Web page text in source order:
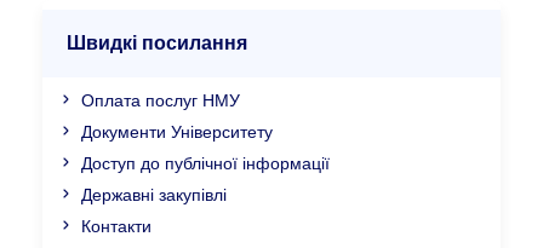
Швидкі посилання
Оплата послуг НМУ
Документи Університету
Доступ до публічної інформації
Державні закупівлі
Контакти